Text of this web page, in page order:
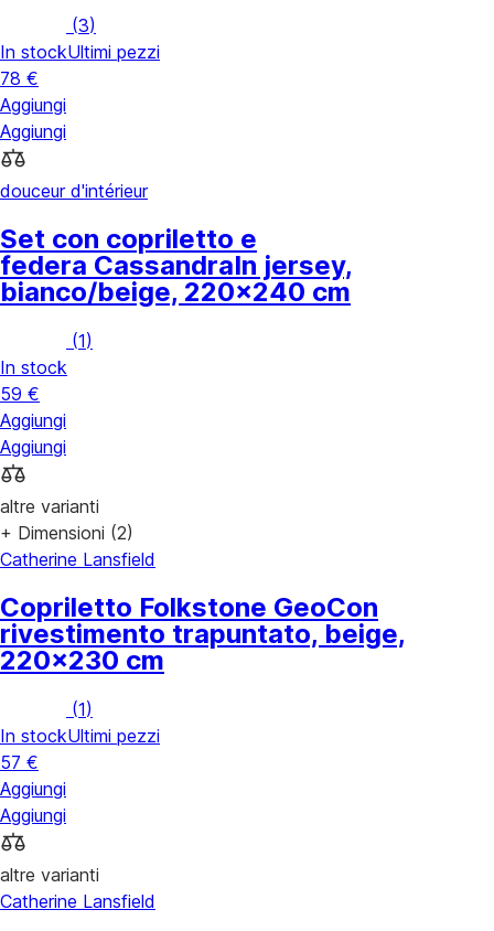
(3)
In stockUltimi pezzi
78 €
Aggiungi
Aggiungi
douceur d'intérieur
Set con copriletto e
federa CassandraIn jersey,
bianco/beige, 220x240 cm
(1)
In stock
59 €
Aggiungi
Aggiungi
altre varianti
+ Dimensioni (2)
Catherine Lansfield
Copriletto Folkstone GeoCon
rivestimento trapuntato, beige,
220x230 cm
(1)
In stockUltimi pezzi
57 €
Aggiungi
Aggiungi
altre varianti
Catherine Lansfield